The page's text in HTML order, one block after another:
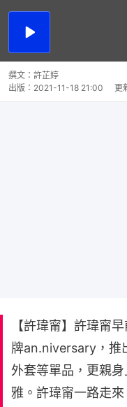
播
撰文： 許芷婷
出版： 2021-11-18 21:00 更
【許瑋甯】許瑋甯
牌an.niversary，推
外套等單品，更親
雅。許瑋甯一路走